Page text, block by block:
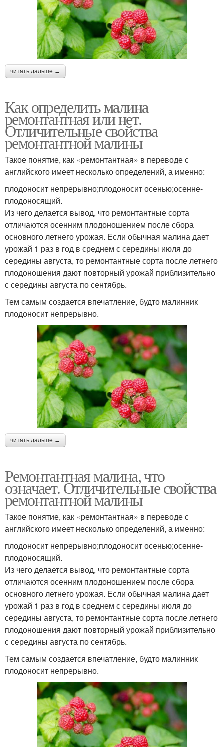
читать дальше →
Как определить малина
ремонтантная или нет.
Отличительные свойства
ремонтантной малины
Такое понятие, как «ремонтантная» в переводе с
английского имеет несколько определений, а именно:
плодоносит непрерывно;плодоносит осенью;осенне-
плодоносящий.
Из чего делается вывод, что ремонтантные сорта
отличаются осенним плодоношением после сбора
основного летнего урожая. Если обычная малина дает
урожай 1 раз в год в среднем с середины июля до
середины августа, то ремонтантные сорта после летнего
плодоношения дают повторный урожай приблизительно
с середины августа по сентябрь.
Тем самым создается впечатление, будто малинник
плодоносит непрерывно.
читать дальше →
Ремонтантная малина, что
означает. Отличительные свойства
ремонтантной малины
Такое понятие, как «ремонтантная» в переводе с
английского имеет несколько определений, а именно:
плодоносит непрерывно;плодоносит осенью;осенне-
плодоносящий.
Из чего делается вывод, что ремонтантные сорта
отличаются осенним плодоношением после сбора
основного летнего урожая. Если обычная малина дает
урожай 1 раз в год в среднем с середины июля до
середины августа, то ремонтантные сорта после летнего
плодоношения дают повторный урожай приблизительно
с середины августа по сентябрь.
Тем самым создается впечатление, будто малинник
плодоносит непрерывно.